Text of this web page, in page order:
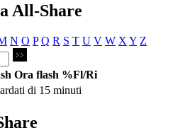
All-Share
N O P Q R S T U V W X Y Z
Ora flash %Fl/Ri
di 15 minuti